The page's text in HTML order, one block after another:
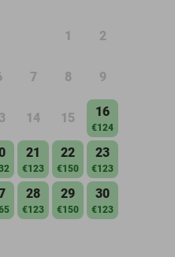
1 2
7 8 9
14 15 16
€124
21
€123
22
€150
23
€123
28
€123
29
€150
30
€123